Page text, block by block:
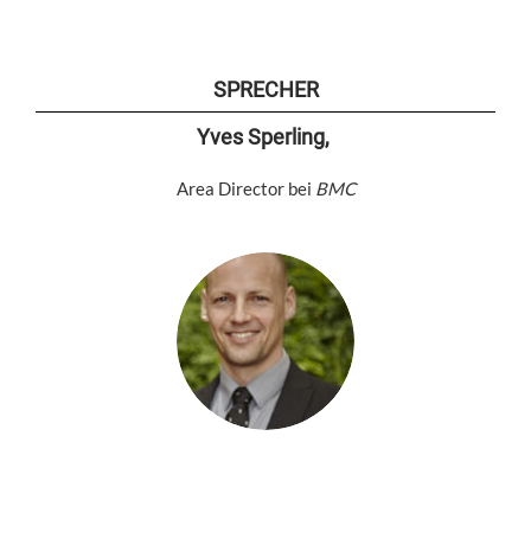
SPRECHER
Yves Sperling,
Area Director bei BMC